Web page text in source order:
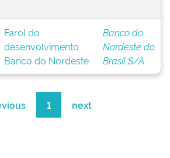
Farol do
desenvolvimento
Banco do Nordeste
Banco do
Nordeste do
Brasil S/A
1 next